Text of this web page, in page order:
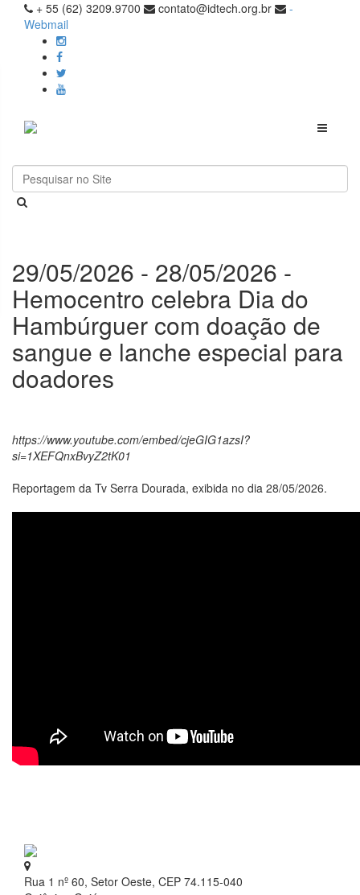
+ 55 (62) 3209.9700 contato@idtech.org.br
-
Webmail
Toggle
29/05/2026 - 28/05/2026 -
Hemocentro celebra Dia do
Hambúrguer com doação de
sangue e lanche especial para
doadores
https://www.youtube.com/embed/cjeGIG1azsI?
si=1XEFQnxBvyZ2tK01
Reportagem da Tv Serra Dourada, exibida no dia 28/05/2026.
Rua 1 nº 60, Setor Oeste, CEP 74.115-040